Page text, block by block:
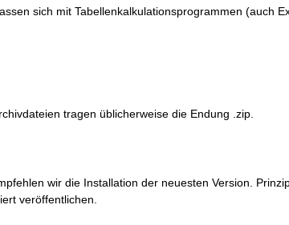
sich mit Tabellenkalkulationsprogrammen (auch
tragen üblicherweise die Endung .zip.
wir die Installation der neuesten Version.
veröffentlichen.